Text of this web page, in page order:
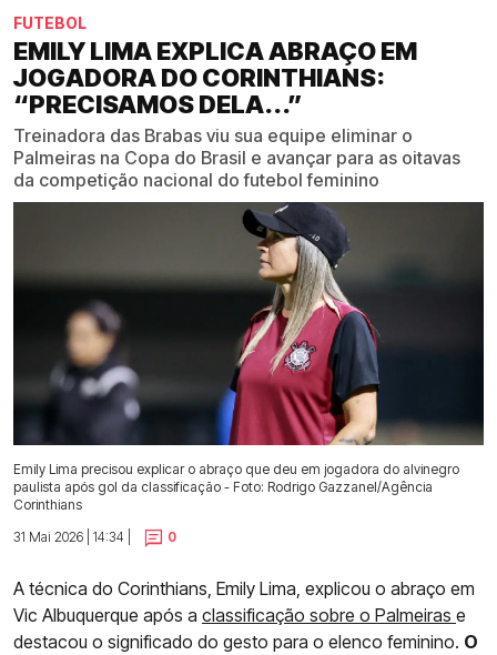
FUTEBOL
EMILY LIMA EXPLICA ABRAÇO EM
JOGADORA DO CORINTHIANS:
“PRECISAMOS DELA...”
Treinadora das Brabas viu sua equipe eliminar o
Palmeiras na Copa do Brasil e avançar para as oitavas
da competição nacional do futebol feminino
Emily Lima precisou explicar o abraço que deu em jogadora do alvinegro
paulista após gol da classificação - Foto: Rodrigo Gazzanel/Agência
Corinthians
31 Mai 2026 | 14:34 |
0
A técnica do Corinthians, Emily Lima, explicou o abraço em
Vic Albuquerque após a classificação sobre o Palmeiras e
destacou o significado do gesto para o elenco feminino. O